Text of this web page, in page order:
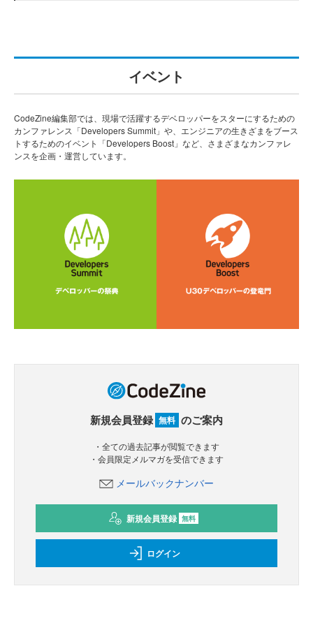
イベント
CodeZine編集部では、現場で活躍するデベロッパーをスターにするための
カンファレンス「Developers Summit」や、エンジニアの生きざまをブース
トするためのイベント「Developers Boost」など、さまざまなカンファレ
ンスを企画・運営しています。
新規会員登録 無料 のご案内
・全ての過去記事が閲覧できます
・会員限定メルマガを受信できます
メールバックナンバー
新規会員登録 無料
ログイン